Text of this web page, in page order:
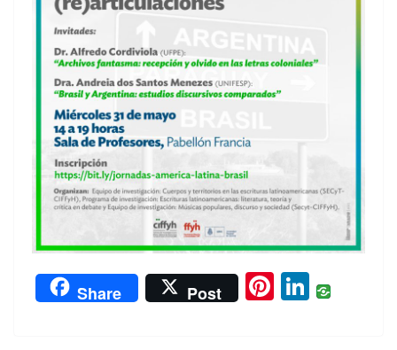
Share Post Pi Li